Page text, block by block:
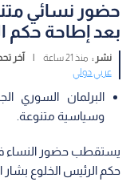
حضور نسائي
بعد إطاحة حكم
نشر : منذ 21 ساعة آخر
عربي دولي
وسياسية متنوعة.
يستقطب حضور
حكم الرئيس الخلوع بشار